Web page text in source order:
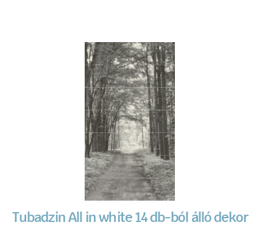
Tubadzin All in white 14 db-ból álló dekor